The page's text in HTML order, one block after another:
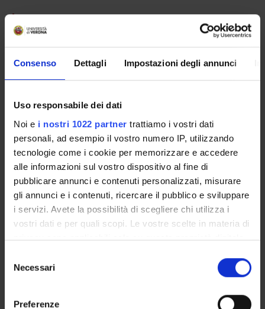
Consenso Dettagli Impostazioni degli annunci
Uso responsabile dei dati
Noi e i nostri 1022 partner trattiamo i vostri dati
personali, ad esempio il vostro numero IP, utilizzando
tecnologie come i cookie per memorizzare e accedere
alle informazioni sul vostro dispositivo al fine di
pubblicare annunci e contenuti personalizzati, misurare
gli annunci e i contenuti, ricercare il pubblico e sviluppare
i servizi. Avete la possibilità di scegliere chi utilizza i
vostri dati e per quali scopi. Le vostre scelte in materia di
privacy sono applicabili solo su questa proprietà digitale
modificare o revocare il proprio consenso in qualsiasi
momento dalla Dichiarazione sui cookie o facendo clic
delNecessari
Preferenze
Christa Zimmermann
Research Assistants
SECTIONS
Section of Psychiatry and Clinical Psychology
ACTIVITIES
RESEARCH GROUPS
RESEARCH FACILITIES